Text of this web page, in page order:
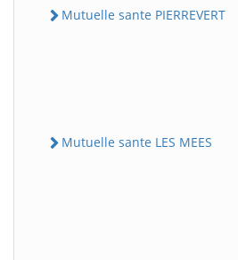
Mutuelle sante PIERREVERT
Mutuelle sante LES MEES